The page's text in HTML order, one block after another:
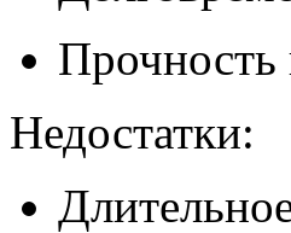
Прочность
Недостатки: